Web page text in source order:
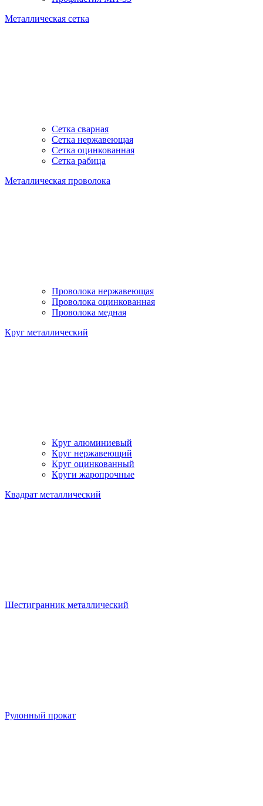
Металлическая сетка
Сетка сварная
Сетка нержавеющая
Сетка оцинкованная
Сетка рабица
Металлическая проволока
Проволока нержавеющая
Проволока оцинкованная
Проволока медная
Круг металлический
Круг алюминиевый
Круг нержавеющий
Круг оцинкованный
Круги жаропрочные
Квадрат металлический
Шестигранник металлический
Рулонный прокат